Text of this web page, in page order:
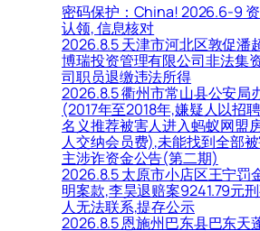
密码保护：China! 2026.6-9
认领, 信息核对
2026.8.5 天津市河北区敦促潘
博瑞投资管理有限公司非法集
司职员退缴违法所得
2026.8.5 衢州市常山县公安局
(2017年至2018年,嫌疑人以招
名义推荐被害人进入蚂蚁网盟
人交纳会员费),未能找到全部
主涉诈资金公告(第二期)
2026.8.5 太原市小店区王宁罚
明案款,李昊退赔案9241.79元
人无法联系,提存公示
2026.8.5 恩施州巴东县巴东天